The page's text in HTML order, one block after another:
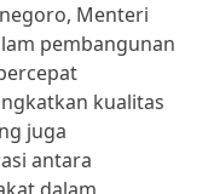
Menteri
pembangunan
kualitas
juga
antara